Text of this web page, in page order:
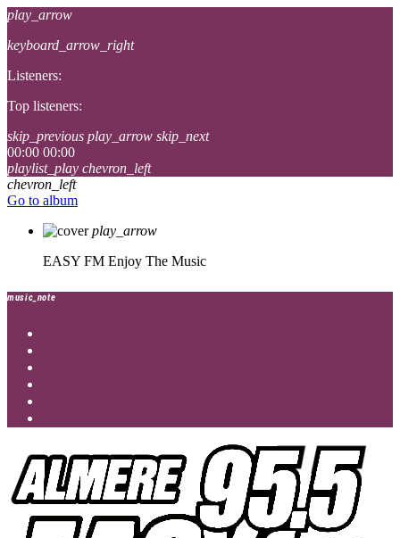
play_arrow
keyboard_arrow_right
Listeners:
Top listeners:
skip_previous play_arrow skip_next
00:00 00:00
playlist_play chevron_left
chevron_left
Go to album
play_arrow
EASY FM Enjoy The Music
music_note